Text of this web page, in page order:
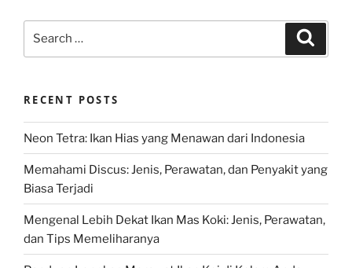
RECENT POSTS
Neon Tetra: Ikan Hias yang Menawan dari Indonesia
Memahami Discus: Jenis, Perawatan, dan Penyakit yang
Biasa Terjadi
Mengenal Lebih Dekat Ikan Mas Koki: Jenis, Perawatan,
dan Tips Memeliharanya